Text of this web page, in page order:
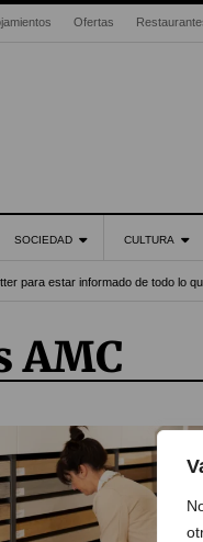
Ofertas
SOCIEDAD CULTURA
para estar informado de todo lo
AMC